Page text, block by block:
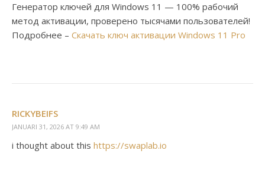
Генератор ключей для Windows 11 — 100% рабочий
метод активации, проверено тысячами пользователей!
Подробнее – Скачать ключ активации Windows 11 Pro
RICKYBEIFS
JANUARI 31, 2026 AT 9:49 AM
i thought about this https://swaplab.io